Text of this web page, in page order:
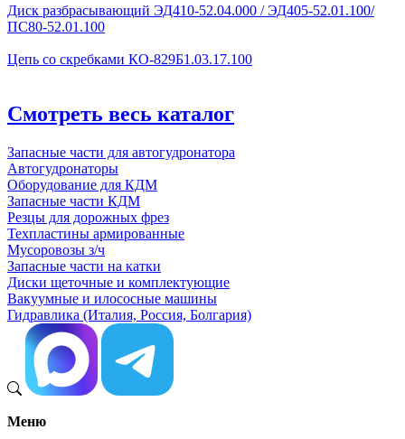
Диск разбрасывающий ЭД410-52.04.000 / ЭД405-52.01.100/
ПС80-52.01.100
Цепь со скребками КО-829Б1.03.17.100
Смотреть весь каталог
Запасные части для автогудронатора
Автогудронаторы
Оборудование для КДМ
Запасные части КДМ
Резцы для дорожных фрез
Техпластины армированные
Мусоровозы з/ч
Запасные части на катки
Диски щеточные и комплектующие
Вакуумные и илососные машины
Гидравлика (Италия, Россия, Болгария)
Меню